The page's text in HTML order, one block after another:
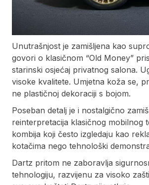
Unutrašnjost je zamišljena kao
govori o klasičnom “Old Money”
starinski osjećaj privatnog salona.
visoke kvalitete. Umjetna koža se,
ne plastičnoj dekoraciji s bojom.
Poseban detalj je i nostalgično
reinterpretacija klasičnog mobilnog
kombija koji često izgledaju kao
kotačima nego tehnološki
Dartz pritom ne zaboravlja
tehnologiju, razvijenu za visoko